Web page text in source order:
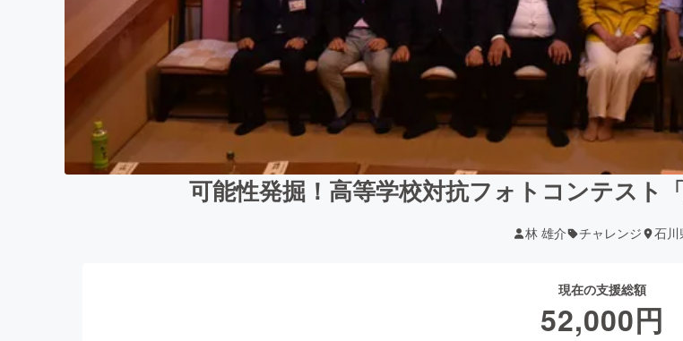
可能性発掘！高等学校対抗フォトコンテスト
林 雄介 チャレンジ 石川
現在の支援総額
52,000円